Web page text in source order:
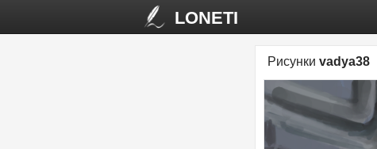
LONETI
Рисунки vadya38